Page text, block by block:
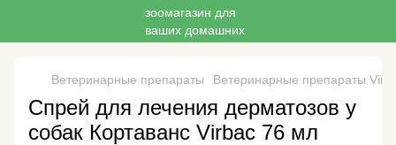
Ветеринарные препараты Ветеринарные препараты
Спрей для лечения дерматозов у
собак Кортаванс Virbac 76 мл